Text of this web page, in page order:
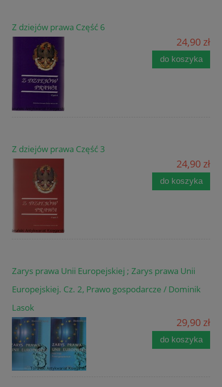
Z dziejów prawa Część 6
24,90 zł
do koszyka
Z dziejów prawa Część 3
24,90 zł
do koszyka
Zarys prawa Unii Europejskiej ; Zarys prawa Unii
Europejskiej. Cz. 2, Prawo gospodarcze / Dominik
Lasok
29,90 zł
do koszyka